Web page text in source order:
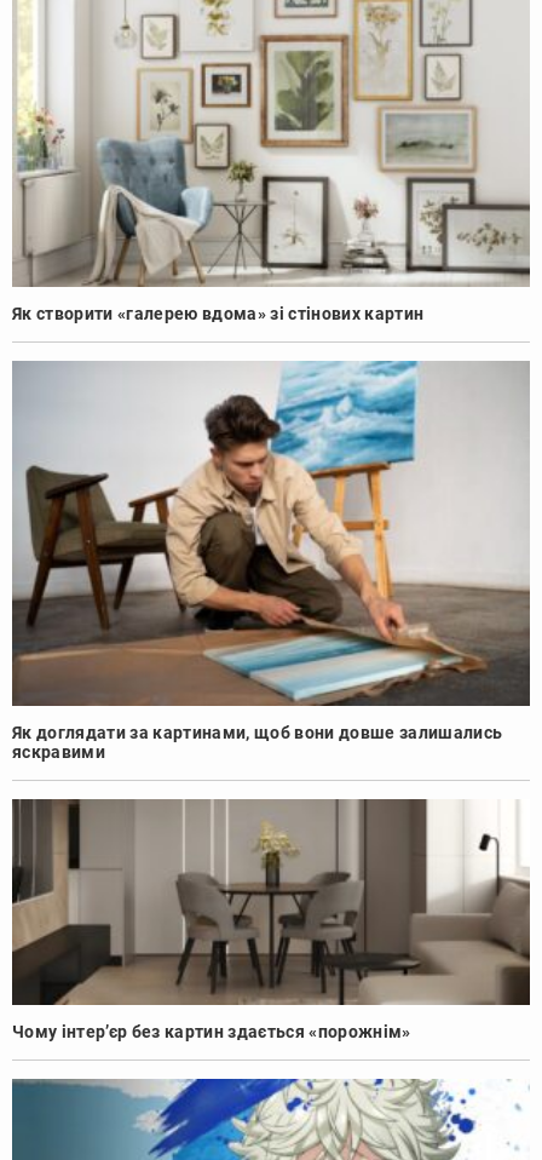
Як створити «галерею вдома» зі стінових картин
Як доглядати за картинами, щоб вони довше залишались
яскравими
Чому інтер’єр без картин здається «порожнім»